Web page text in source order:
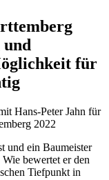
und
für
Hans-Peter Jahn für
2022
und ein Baumeister
bewertet er den
Tiefpunkt in